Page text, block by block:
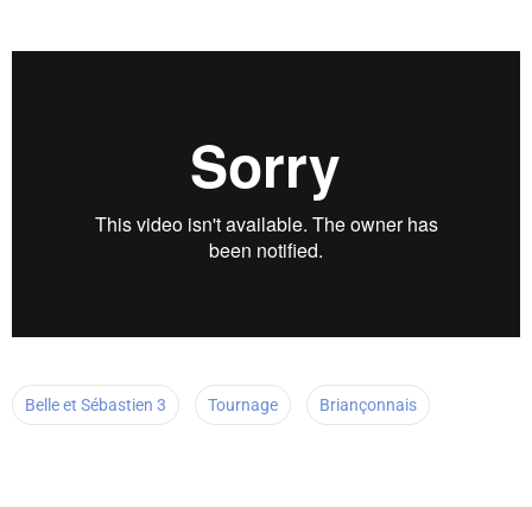
Belle et Sébastien 3 Tournage Briançonnais